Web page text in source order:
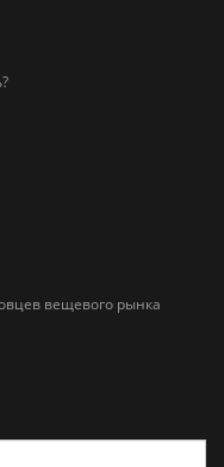
вещевого рынка